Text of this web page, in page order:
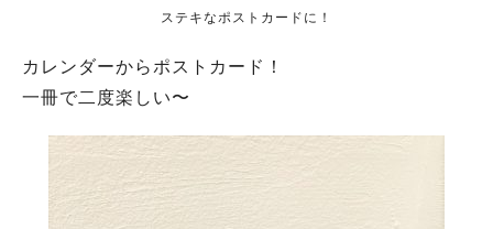
ステキなポストカードに！
カレンダーからポストカード！
一冊で二度楽しい〜